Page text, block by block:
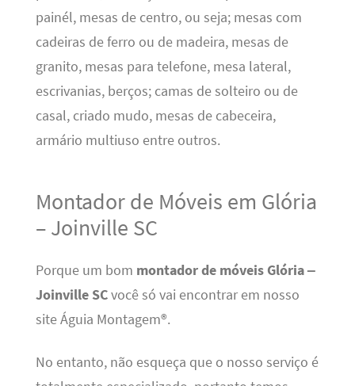
painél, mesas de centro, ou seja; mesas com
cadeiras de ferro ou de madeira, mesas de
granito, mesas para telefone, mesa lateral,
escrivanias, berços; camas de solteiro ou de
casal, criado mudo, mesas de cabeceira,
armário multiuso entre outros.
Montador de Móveis em Glória
– Joinville SC
Porque um bom montador de móveis Glória –
Joinville SCvocê só vai encontrar em nosso
site Águia Montagem®.
No entanto, não esqueça que o nosso serviço é